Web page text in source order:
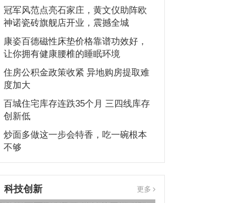
商会30周年辉煌
冠军风范点亮石家庄，黄文仪助阵欧
神诺瓷砖旗舰店开业，震撼全城
康姿百德磁性床垫价格靠谱功效好，
让你拥有健康腰椎的睡眠环境
住房公积金政策收紧 异地购房提取难
度加大
百城住宅库存连跌35个月 三四线库存
创新低
炒面多做这一步会特香，吃一碗根本
不够
科技创新 更多